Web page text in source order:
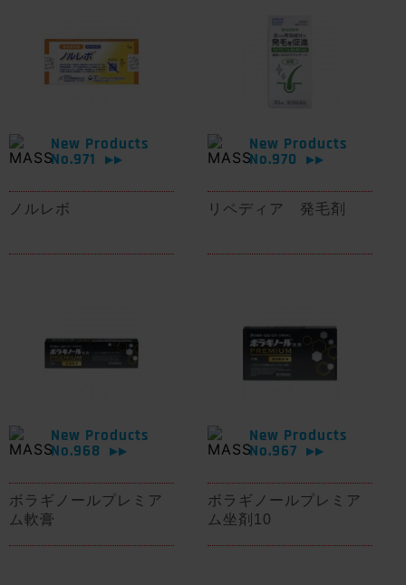
New Products
No.971
▶▶
ノルレボ
New Products
No.970
▶▶
リペディア 発毛剤
New Products
No.968
▶▶
ボラギノールプレミア
ム軟膏
New Products
No.967
▶▶
ボラギノールプレミア
ム坐剤10